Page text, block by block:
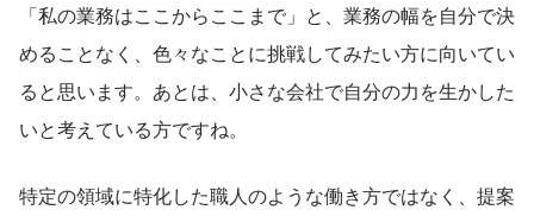
「私の業務はここからここまで」と、業務の幅を自分で決
めることなく、色々なことに挑戦してみたい方に向いてい
ると思います。あとは、小さな会社で自分の力を生かした
いと考えている方ですね。
特定の領域に特化した職人のような働き方ではなく、提案